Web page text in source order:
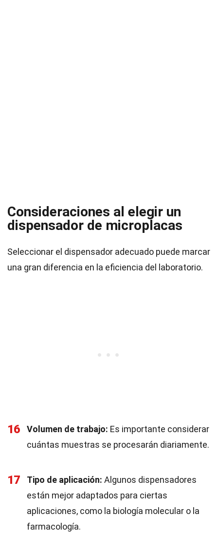
Consideraciones al elegir un
dispensador de microplacas
Seleccionar el dispensador adecuado puede marcar
una gran diferencia en la eficiencia del laboratorio.
16 Volumen de trabajo: Es importante considerar
cuántas muestras se procesarán diariamente.
17 Tipo de aplicación: Algunos dispensadores
están mejor adaptados para ciertas
aplicaciones, como la biología molecular o la
farmacología.